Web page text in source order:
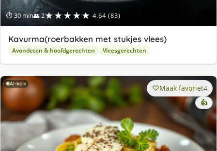
⏱ 30 min👥 2★★★★★ 4.64 (83)
Kavurma(roerbakken met stukjes vlees)
Avondeten & hoofdgerechten Vleesgerechten
AI-kok Maak favoriet4
👍